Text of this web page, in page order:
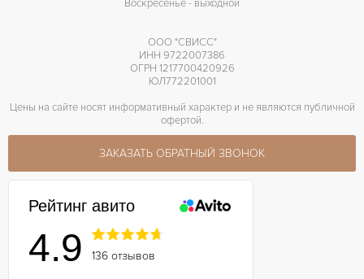
Воскресенье - выходной
ООО "СВИСС"
ИНН 9722007386
ОГРН 1217700420926
ЮЛ772201001
Цены на сайте носят информативный характер и не являются публичной
офертой.
ЗАКАЗАТЬ ОБРАТНЫЙ ЗВОНОК
Рейтинг авито
4.9 136 отзывов